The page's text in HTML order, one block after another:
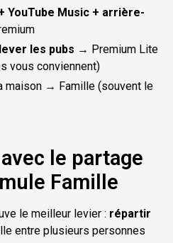
YouTube Music + arrière-
les pubs → Premium Lite
vous conviennent)
maison → Famille (souvent le
le partage
Famille
le meilleur levier : répartir
entre plusieurs personnes